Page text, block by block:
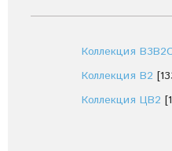
Коллекция
Коллекция В2
Коллекция ЦВ2